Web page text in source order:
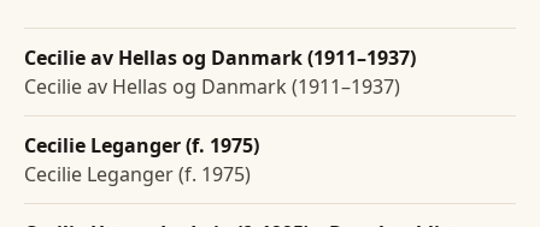
Cecilie av Hellas og Danmark (1911–1937)
Cecilie av Hellas og Danmark (1911–1937)
Cecilie Leganger (f. 1975)
Cecilie Leganger (f. 1975)